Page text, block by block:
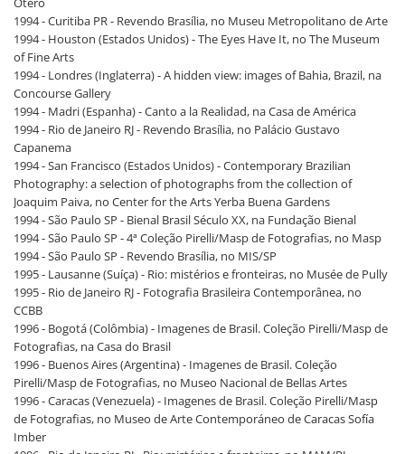
1994 - Curitiba PR - Revendo Brasília, no Museu Metropolitano de Arte
1994 - Houston (Estados Unidos) - The Eyes Have It, no The Museum
of Fine Arts
1994 - Londres (Inglaterra) - A hidden view: images of Bahia, Brazil, na
Concourse Gallery
1994 - Madri (Espanha) - Canto a la Realidad, na Casa de América
1994 - Rio de Janeiro RJ - Revendo Brasília, no Palácio Gustavo
Capanema
1994 - San Francisco (Estados Unidos) - Contemporary Brazilian
Photography: a selection of photographs from the collection of
Joaquim Paiva, no Center for the Arts Yerba Buena Gardens
1994 - São Paulo SP - Bienal Brasil Século XX, na Fundação Bienal
1994 - São Paulo SP - 4ª Coleção Pirelli/Masp de Fotografias, no Masp
1994 - São Paulo SP - Revendo Brasília, no MIS/SP
1995 - Lausanne (Suíça) - Rio: mistérios e fronteiras, no Musée de Pully
1995 - Rio de Janeiro RJ - Fotografia Brasileira Contemporânea, no
CCBB
1996 - Bogotá (Colômbia) - Imagenes de Brasil. Coleção Pirelli/Masp de
Fotografias, na Casa do Brasil
1996 - Buenos Aires (Argentina) - Imagenes de Brasil. Coleção
Pirelli/Masp de Fotografias, no Museo Nacional de Bellas Artes
1996 - Caracas (Venezuela) - Imagenes de Brasil. Coleção Pirelli/Masp
de Fotografias, no Museo de Arte Contemporáneo de Caracas Sofía
Imber